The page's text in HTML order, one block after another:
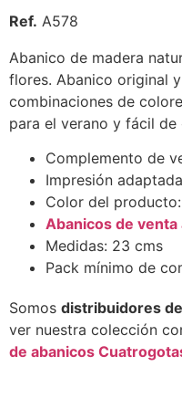
Ref. A578
Abanico de madera
flores. Abanico original
combinaciones de
para el verano y fácil
Complemento de
Impresión
Color del
Abanicos de venta
Medidas: 23 cms
Pack mínimo de
Somos distribuidores
ver nuestra colección
de abanicos